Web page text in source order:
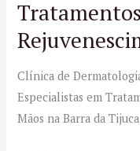
Clínica de
Especialistas em
Mãos na Barra da